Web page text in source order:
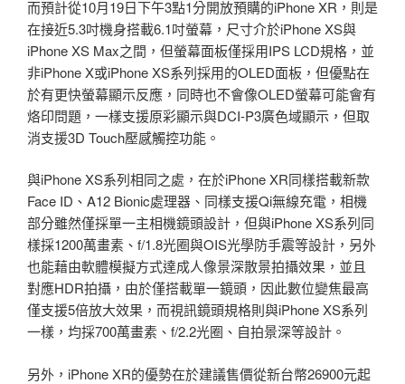
而預計從10月19日下午3點1分開放預購的iPhone XR，則是
在接近5.3吋機身搭載6.1吋螢幕，尺寸介於iPhone XS與
iPhone XS Max之間，但螢幕面板僅採用IPS LCD規格，並
非iPhone X或iPhone XS系列採用的OLED面板，但優點在
於有更快螢幕顯示反應，同時也不會像OLED螢幕可能會有
烙印問題，一樣支援原彩顯示與DCI-P3廣色域顯示，但取
消支援3D Touch壓感觸控功能。
與iPhone XS系列相同之處，在於iPhone XR同樣搭載新款
Face ID、A12 Bionic處理器、同樣支援Qi無線充電，相機
部分雖然僅採單一主相機鏡頭設計，但與iPhone XS系列同
樣採1200萬畫素、f/1.8光圈與OIS光學防手震等設計，另外
也能藉由軟體模擬方式達成人像景深散景拍攝效果，並且
對應HDR拍攝，由於僅搭載單一鏡頭，因此數位變焦最高
僅支援5倍放大效果，而視訊鏡頭規格則與iPhone XS系列
一樣，均採700萬畫素、f/2.2光圈、自拍景深等設計。
另外，iPhone XR的優勢在於建議售價從新台幣26900元起